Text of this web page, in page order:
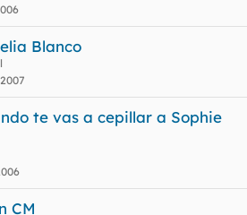
Blanco
te vas a cepillar a Sophie
CM